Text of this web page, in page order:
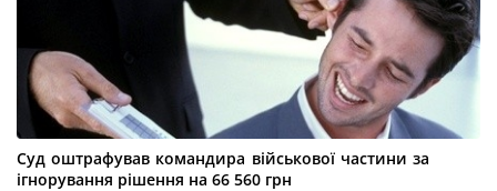
Суд оштрафував командира військової частини за
ігнорування рішення на 66 560 грн